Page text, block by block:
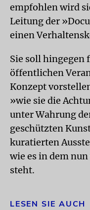
empfohlen wird
Leitung der
einen
Sie soll
öffentlichen
Konzept
»wie sie die
unter Wahrung
geschützten
kuratierten
wie es in dem
steht.
LESEN SIE AUCH